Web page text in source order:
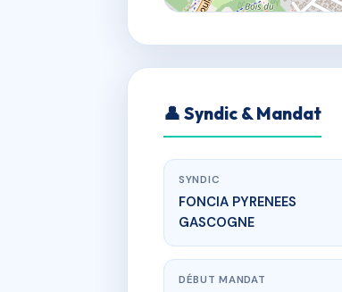
👤 Syndic & Mandat
SYNDIC
FONCIA PYRENEES
GASCOGNE
DÉBUT MANDAT